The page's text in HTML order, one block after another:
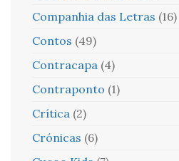
Companhia das Letras (16)
Contos (49)
Contracapa (4)
Contraponto (1)
Crítica (2)
Crónicas (6)